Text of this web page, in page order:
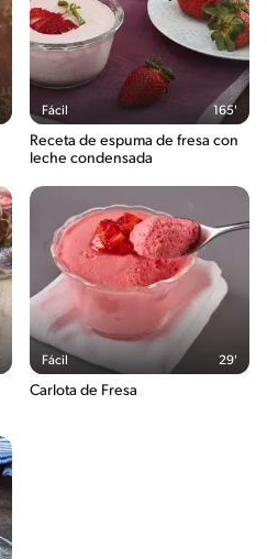
Fácil 165'
Receta de espuma de fresa con
leche condensada
Fácil 29'
Carlota de Fresa